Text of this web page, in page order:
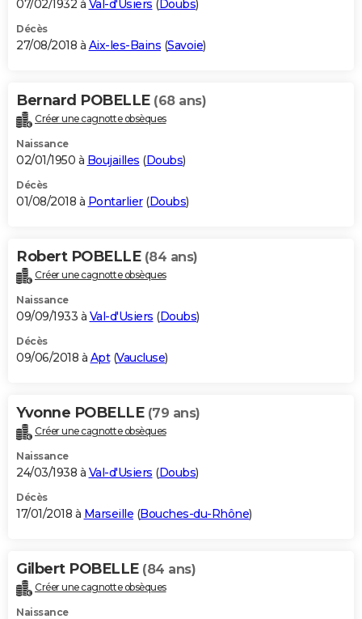
07/02/1932 à Val-d'Usiers ( Doubs)
Décès
27/08/2018 à Aix-les-Bains (Savoie)
Bernard POBELLE (68 ans)
Créer une cagnotte obsèques
Naissance
02/01/1950 à Boujailles (Doubs)
Décès
01/08/2018 à Pontarlier(Doubs)
Robert POBELLE (84 ans)
Créer une cagnotte obsèques
Naissance
09/09/1933 à Val-d'Usiers (Doubs)
Décès
09/06/2018 à Apt(Vaucluse)
Yvonne POBELLE (79 ans)
Créer une cagnotte obsèques
Naissance
24/03/1938 à Val-d'Usiers (Doubs)
Décès
17/01/2018 à Marseille (Bouches-du-Rhône)
Gilbert POBELLE (84 ans)
Créer une cagnotte obsèques
Naissance